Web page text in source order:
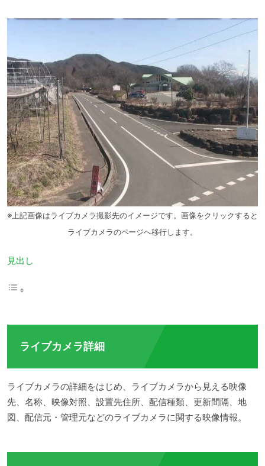
※上記画像はライブカメラ撮影先のイメージです。画像をクリックすると
ライブカメラのページへ移行します。
見出し
ライブカメラ詳細
ライブカメラの詳細をはじめ、ライブカメラから見える映像
先、名称、映像対照、設置先住所、配信種類、更新間隔、地
図、配信元・管理元などのライブカメラに関する映像情報。